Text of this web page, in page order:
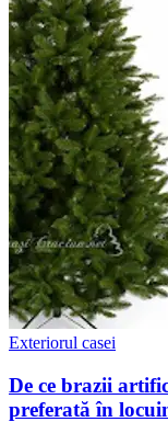
Exteriorul casei
De ce brazii
preferată în